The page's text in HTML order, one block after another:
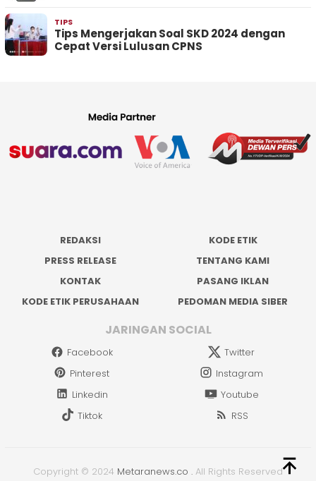
TIPS
Tips Mengerjakan Soal SKD 2024 dengan
Cepat Versi Lulusan CPNS
REDAKSI
KODE ETIK
PRESS RELEASE
TENTANG KAMI
KONTAK
PASANG IKLAN
KODE ETIK PERUSAHAAN
PEDOMAN MEDIA SIBER
JARINGAN SOCIAL
Facebook
Twitter
Pinterest
Instagram
Linkedin
Youtube
Tiktok
RSS
Copyright © 2024 Metaranews.co . All Rights Reserved